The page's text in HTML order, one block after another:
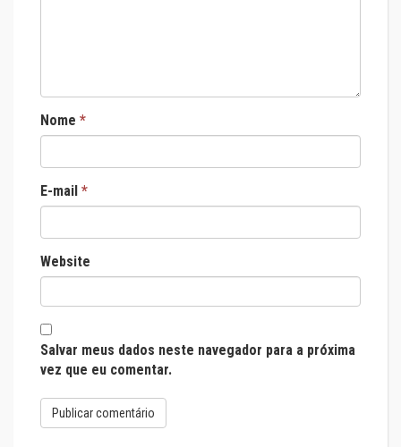
Nome *
E-mail *
Website
Salvar meus dados neste navegador para a próxima
vez que eu comentar.